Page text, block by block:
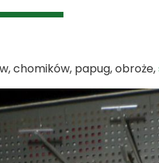
chomików, papug, obroże,